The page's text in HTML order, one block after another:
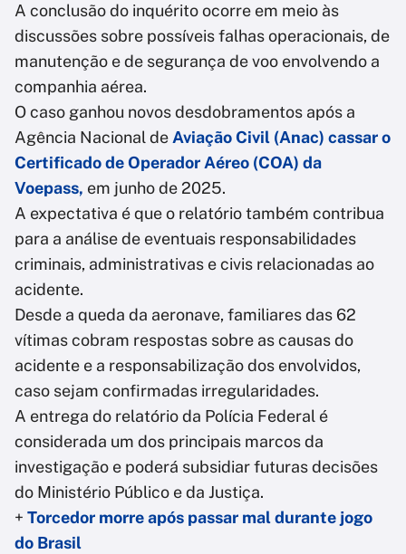
A conclusão do inquérito ocorre em meio às
discussões sobre possíveis falhas operacionais, de
manutenção e de segurança de voo envolvendo a
companhia aérea.
O caso ganhou novos desdobramentos após a
Agência Nacional deAviação Civil (Anac) cassar o
Certificado de Operador Aéreo (COA) da
Voepass, em junho de 2025.
A expectativa é que o relatório também contribua
para a análise de eventuais responsabilidades
criminais, administrativas e civis relacionadas ao
acidente.
Desde a queda da aeronave, familiares das 62
vítimas cobram respostas sobre as causas do
acidente e a responsabilização dos envolvidos,
caso sejam confirmadas irregularidades.
A entrega do relatório da Polícia Federal é
considerada um dos principais marcos da
investigação e poderá subsidiar futuras decisões
do Ministério Público e da Justiça.
+ Torcedor morre após passar mal durante jogo
do Brasil